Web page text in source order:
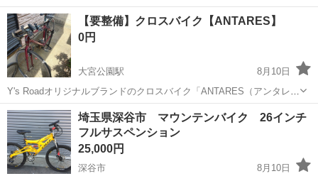
【要整備】クロスバイク【ANTARES】
0円
大宮公園駅
8月10日
Y's Roadオリジナルブランドのクロスバイク「ANTARES（アンタレ
ス）」です。 乗る人がいないので廃品回収に出そうと思ったのです
が、もしかしたらレストアして使う人がいるかも知れないと思いまし
て出品しました。 ...
埼玉 さいたま市 大宮公園駅 クロスバイク
埼玉県深谷市 マウンテンバイク 26インチ
フルサスペンション
25,000円
深谷市
8月10日